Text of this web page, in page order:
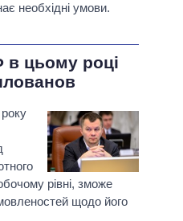
необхідні умови.
цьому році
рівні, зможе
щодо його